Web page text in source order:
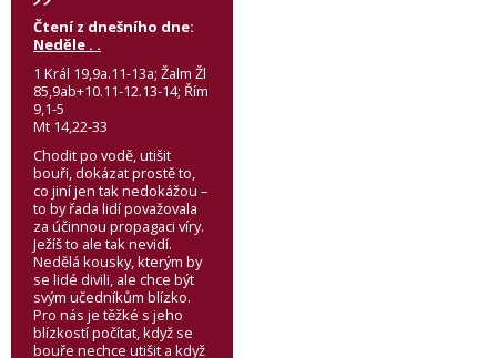
Čtení z dnešního dne:
Neděle . .
1 Král 19,9a.11-13a; Žalm Žl
85,9ab+10.11-12.13-14; Řím
9,1-5
Mt 14,22-33
Chodit po vodě, utišit
bouři, dokázat prostě to,
co jiní jen tak nedokážou –
to by řada lidí považovala
za účinnou propagaci víry.
Ježíš to ale tak nevidí.
Nedělá kousky, kterým by
se lidé divili, ale chce být
svým učedníkům blízko.
Pro nás je těžké s jeho
blízkostí počítat, když se
bouře nechce utišit a když